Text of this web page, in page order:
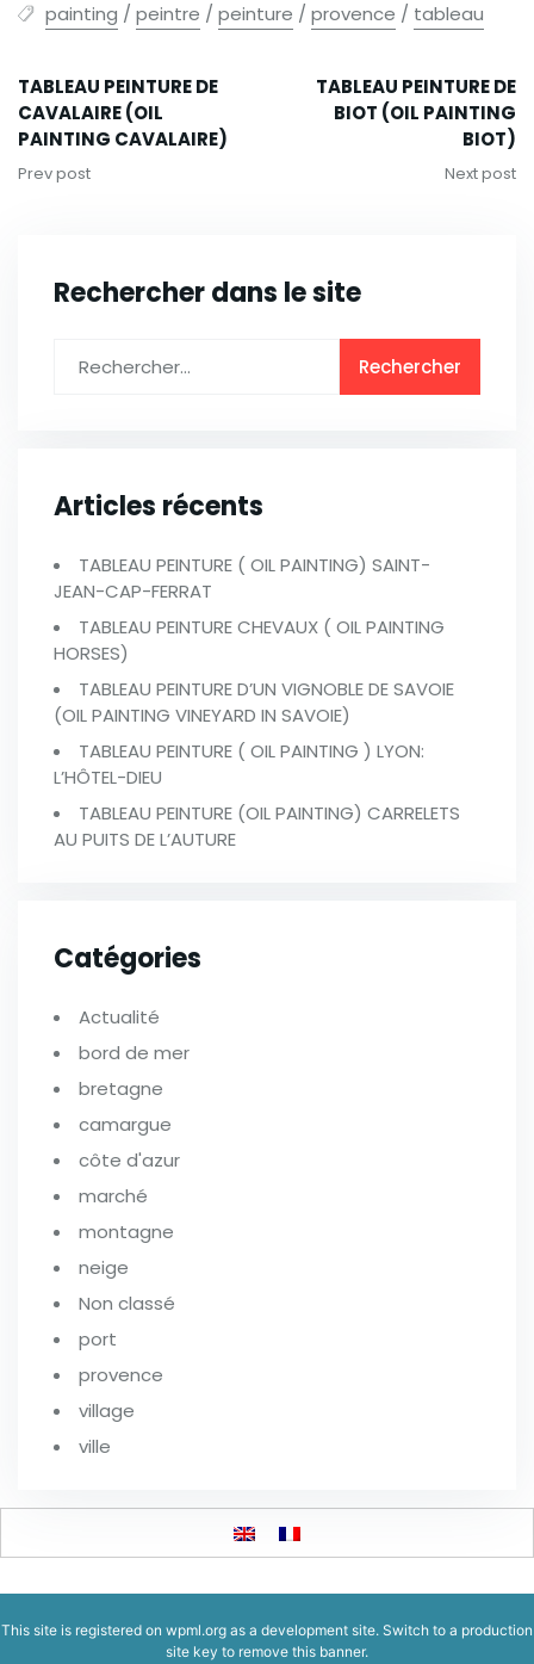
painting / peintre / peinture / provence / tableau
TABLEAU PEINTURE DE
CAVALAIRE (OIL
PAINTING CAVALAIRE)
Prev post
TABLEAU PEINTURE DE
BIOT (OIL PAINTING
BIOT)
Next post
Rechercher dans le site
Articles récents
TABLEAU PEINTURE ( OIL PAINTING) SAINT-
JEAN-CAP-FERRAT
TABLEAU PEINTURE CHEVAUX ( OIL PAINTING
HORSES)
TABLEAU PEINTURE D’UN VIGNOBLE DE SAVOIE
(OIL PAINTING VINEYARD IN SAVOIE)
TABLEAU PEINTURE ( OIL PAINTING ) LYON:
L’HÔTEL-DIEU
TABLEAU PEINTURE (OIL PAINTING) CARRELETS
AU PUITS DE L’AUTURE
Catégories
Actualité
bord de mer
bretagne
camargue
côte d'azur
marché
montagne
neige
Non classé
port
provence
village
ville
This site is registered on wpml.org as a development site. Switch to a production
site key to remove this banner.